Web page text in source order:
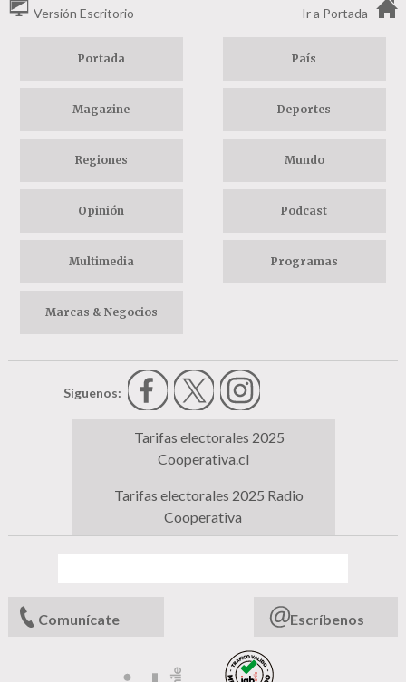
Versión Escritorio Ir a Portada
Portada País
Magazine Deportes
Regiones Mundo
Opinión Podcast
Multimedia Programas
Marcas & Negocios
Síguenos:
Tarifas electorales 2025
Cooperativa.cl
Tarifas electorales 2025 Radio
Cooperativa
Comunícate Escríbenos